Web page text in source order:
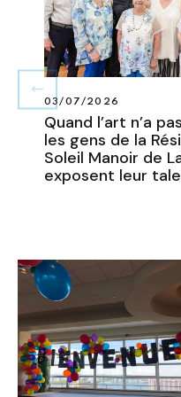
03/07/2026
Quand l’art n’a
les gens de la
Soleil Manoir de
exposent leur